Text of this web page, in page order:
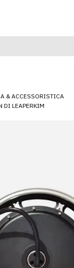
& ACCESSORISTICA
DI LEAPERKIM